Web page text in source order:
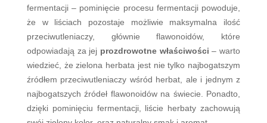
fermentacji – pominięcie procesu fermentacji powoduje,
że w liściach pozostaje możliwie maksymalna ilość
przeciwutleniaczy, głównie flawonoidów, które
odpowiadają za jej prozdrowotne właściwości – warto
wiedzieć, że zielona herbata jest nie tylko najbogatszym
źródłem przeciwutleniaczy wśród herbat, ale i jednym z
najbogatszych źródeł flawonoidów na świecie. Ponadto,
dzięki pominięciu fermentacji, liście herbaty zachowują